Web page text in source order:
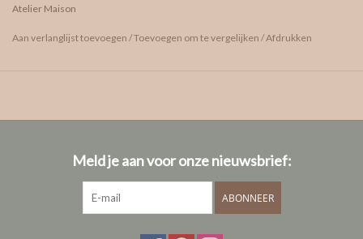
afspraak maken
care guide
Atelier Maison
Aan verlanglijst toevoegen /Toevoegen om te vergelijken /Afdrukken
Meld je aan voor onze nieuwsbrief:
ABONNEER